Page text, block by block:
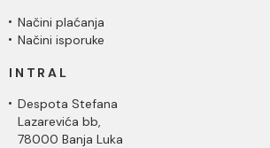
Načini plaćanja
Načini isporuke
INTRAL
Despota Stefana
Lazarevića bb,
78000 Banja Luka